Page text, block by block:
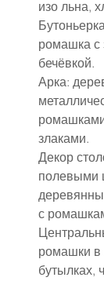
изо льна,
ромашка с
бечёвкой.
Арка:
злаками.
Декор
полевыми
с
ромашки в
бутылках,